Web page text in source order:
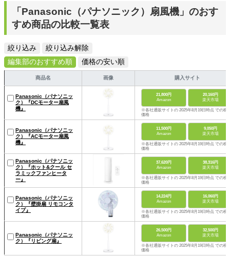
「Panasonic（パナソニック）扇風機」のおす
すめ商品の比較一覧表
絞り込み
絞り込み解除
編集部のおすすめ順
価格の安い順
商品名 画像 購入サイト
Panasonic（パナソニッ
ク）『DCモーター扇風
機』
21,800円
Amazon
20,160円
楽天市場
※各社通販サイトの 2025年8月19日時点 での税
価格
Panasonic（パナソニッ
ク）『ACモーター扇風
機』
11,500円
Amazon
9,050円
楽天市場
※各社通販サイトの 2025年8月19日時点 での税
価格
Panasonic（パナソニッ
ク）『ホット&クール セ
ラミックファンヒータ
ー』
37,620円
Amazon
38,316円
楽天市場
※各社通販サイトの 2025年8月19日時点 での税
価格
Panasonic（パナソニッ
ク）『壁掛扇 リモコンタ
イプ』
14,224円
Amazon
16,060円
楽天市場
※各社通販サイトの 2025年8月19日時点 での税
価格
Panasonic（パナソニッ
ク）『リビング扇』
26,500円
Amazon
32,500円
楽天市場
※各社通販サイトの 2025年8月19日時点 での税
価格